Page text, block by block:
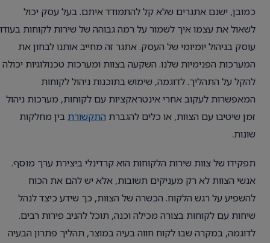
כמובן, ישנם אתגרים שלא קל להתמודד איתם. בעל עסק יכול
לשאול את עצמו איך לשמור על רמה גבוהה של שירות לקוחות בעודו
עוסק בניהול יומיומי של העסק. אתגר זה מחייב אותנו לבחון את
המערכות הפנימיות שלנו. השקעה בצוות ומערכות טכנולוגיות יכולה
להקל על התהליך. לדוגמה, שימוש בתוכנות ניהול לקוחות
המאפשרות לעקוב אחרי אינטראקציות עם לקוחות, מערכות ניהול
זמן שיטיבו עם הצוות, או כלים להגברת התקשורת בין מחלקות
שונות.
תפקידו של צוות שירות הלקוחות הוא קרדינלי ביצירת ערך מוסף.
אנשי הצוות לא רק מעניקים תשובות, אלא יש להם את הכוח
להשפיע על רגש הלקוח. הכשרה של הצוות, כך שידע כיצד לנהל
שיחות עם לקוחות בצורה מכילה וכנה, תוכל להניב פירות רבים.
לדוגמה, במקרה שבו לקוח חווה בעיה במוצר, תהליך פתרון הבעיה